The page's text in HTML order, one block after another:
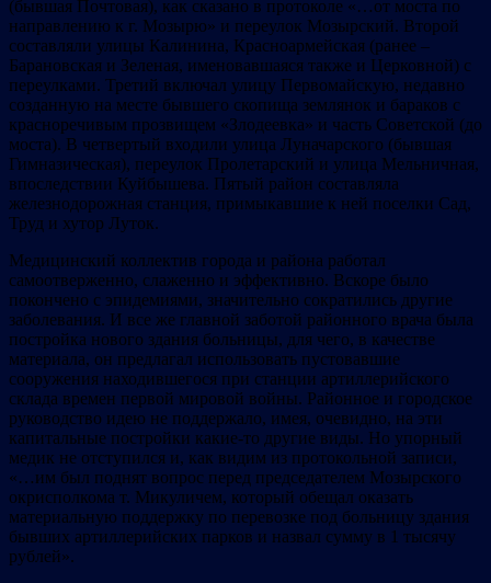
(бывшая Почтовая), как сказано в протоколе «…от моста по
направлению к г. Мозырю» и переулок Мозырский. Второй
составляли улицы Калинина, Красноармейская (ранее –
Барановская и Зеленая, именовавшаяся также и Церковной) с
переулками. Третий включал улицу Первомайскую, недавно
созданную на месте бывшего скопища землянок и бараков с
красноречивым прозвищем «Злодеевка» и часть Советской (до
моста). В четвертый входили улица Луначарского (бывшая
Гимназическая), переулок Пролетарский и улица Мельничная,
впоследствии Куйбышева. Пятый район составляла
железнодорожная станция, примыкавшие к ней поселки Сад,
Труд и хутор Луток.
Медицинский коллектив города и района работал
самоотверженно, слаженно и эффективно. Вскоре было
покончено с эпидемиями, значительно сократились другие
заболевания. И все же главной заботой районного врача была
постройка нового здания больницы, для чего, в качестве
материала, он предлагал использовать пустовавшие
сооружения находившегося при станции артиллерийского
склада времен первой мировой войны. Районное и городское
руководство идею не поддержало, имея, очевидно, на эти
капитальные постройки какие-то другие виды. Но упорный
медик не отступился и, как видим из протокольной записи,
«…им был поднят вопрос перед председателем Мозырского
окрисполкома т. Микуличем, который обещал оказать
материальную поддержку по перевозке под больницу здания
бывших артиллерийских парков и назвал сумму в 1 тысячу
рублей».